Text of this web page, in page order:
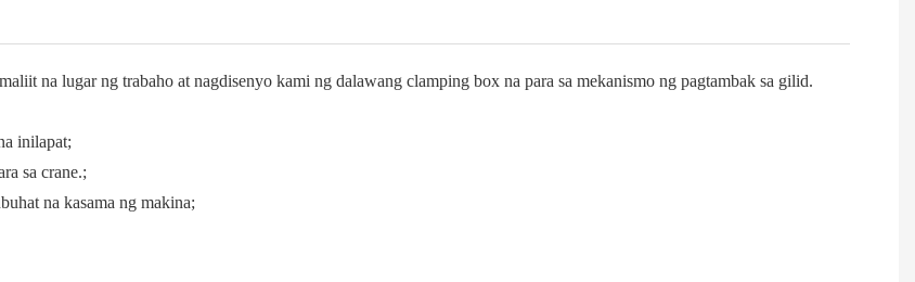
na lugar ng trabaho at nagdisenyo kami ng dalawang clamping box na para sa mekanismo ng pagtambak sa gilid.
inilapat;
sa crane.;
na kasama ng makina;